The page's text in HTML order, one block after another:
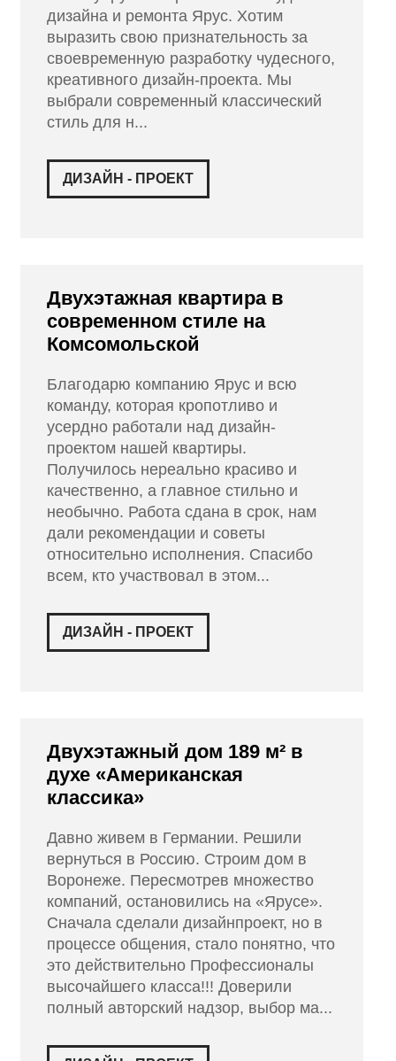
дизайна и ремонта Ярус. Хотим
выразить свою признательность за
своевременную разработку чудесного,
креативного дизайн-проекта. Мы
выбрали современный классический
стиль для н...
ДИЗАЙН - ПРОЕКТ
Двухэтажная квартира в
современном стиле на
Комсомольской
Благодарю компанию Ярус и всю
команду, которая кропотливо и
усердно работали над дизайн-
проектом нашей квартиры.
Получилось нереально красиво и
качественно, а главное стильно и
необычно. Работа сдана в срок, нам
дали рекомендации и советы
относительно исполнения. Спасибо
всем, кто участвовал в этом...
ДИЗАЙН - ПРОЕКТ
Двухэтажный дом 189 м² в
духе «Американская
классика»
Давно живем в Германии. Решили
вернуться в Россию. Строим дом в
Воронеже. Пересмотрев множество
компаний, остановились на «Ярусе».
Сначала сделали дизайнпроект, но в
процессе общения, стало понятно, что
это действительно Профессионалы
высочайшего класса!!! Доверили
полный авторский надзор, выбор ма...